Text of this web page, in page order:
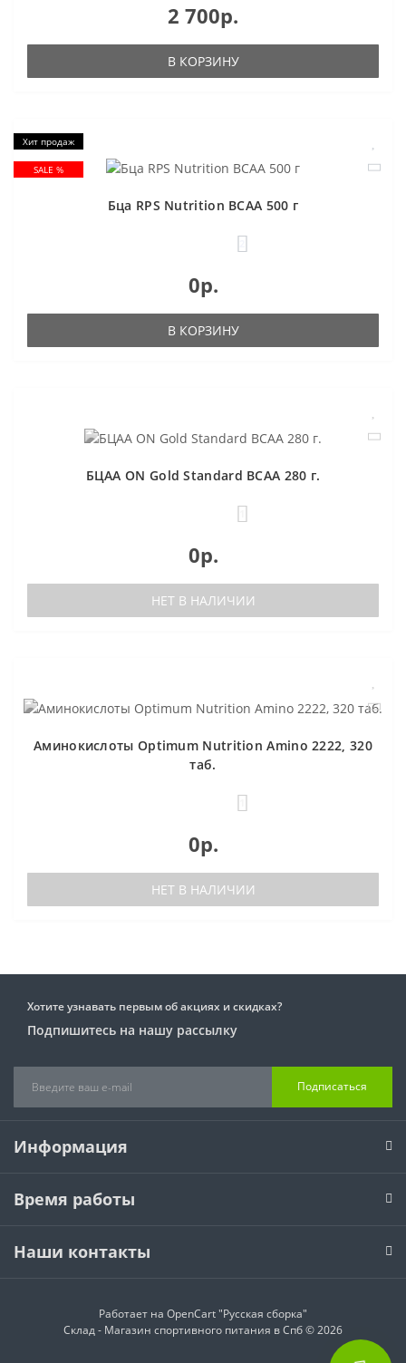
2 700р.
В КОРЗИНУ
Хит продаж
SALE %
Бца RPS Nutrition BCAA 500 г
0р.
В КОРЗИНУ
БЦАА ON Gold Standard BCAA 280 г.
0р.
НЕТ В НАЛИЧИИ
Аминокислоты Optimum Nutrition Amino 2222, 320
таб.
0р.
НЕТ В НАЛИЧИИ
Хотите узнавать первым об акциях и скидках?
Подпишитесь на нашу рассылку
Подписаться
Информация
Время работы
Наши контакты
Работает на OpenCart "Русская сборка"
Склад - Магазин спортивного питания в Спб © 2026